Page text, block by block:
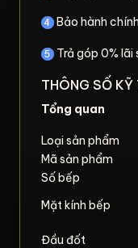
Bảo hành
Trả góp 0%
THÔNG SỐ KỸ
Tổng quan
Loại sản phẩm
Mã sản phẩm
Số bếp
Mặt kính bếp
Đầu đốt